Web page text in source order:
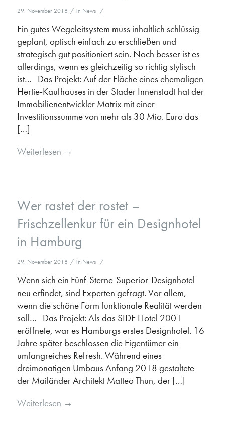
29. November 2018 / in News /
Ein gutes Wegeleitsystem muss inhaltlich schlüssig
geplant, optisch einfach zu erschließen und
strategisch gut positioniert sein. Noch besser ist es
allerdings, wenn es gleichzeitig so richtig stylisch
ist… Das Projekt: Auf der Fläche eines ehemaligen
Hertie-Kaufhauses in der Stader Innenstadt hat der
Immobilienentwickler Matrix mit einer
Investitionssumme von mehr als 30 Mio. Euro das
[…]
Weiterlesen →
Wer rastet der rostet –
Frischzellenkur für ein Designhotel
in Hamburg
29. November 2018 / in News /
Wenn sich ein Fünf-Sterne-Superior-Designhotel
neu erfindet, sind Experten gefragt. Vor allem,
wenn die schöne Form funktionale Realität werden
soll… Das Projekt: Als das SIDE Hotel 2001
eröffnete, war es Hamburgs erstes Designhotel. 16
Jahre später beschlossen die Eigentümer ein
umfangreiches Refresh. Während eines
dreimonatigen Umbaus Anfang 2018 gestaltete
der Mailänder Architekt Matteo Thun, der […]
Weiterlesen →